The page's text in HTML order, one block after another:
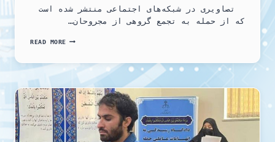
تصاویری در شبکه‌های اجتماعی منتشر شده است
که از حمله به تجمع گروهی از مجروحان…
READ MOREحمله
گاز
آور
به
تجمع
مجروحان
جنگ
ایران